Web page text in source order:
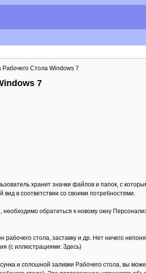
Рабочего Стола Windows 7
7
хранит значки файлов и папок, с
в соответствии со своими потребностями.
необходимо обратиться к новому окну
стола, заставку и др. Нет ничего
(с иллюстрациями: Здесь)
и сплошной заливки Рабочего стола, вы